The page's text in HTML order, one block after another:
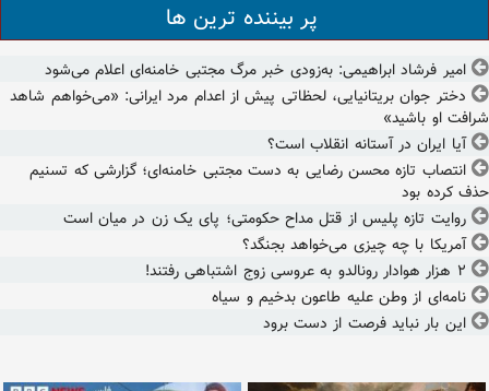
پر بیننده ترین ها
امیر فرشاد ابراهیمی: به‌زودی خبر مرگ مجتبی خامنه‌ای اعلام می‌شود
دختر جوان بریتانیایی، لحظاتی پیش از اعدام مرد ایرانی: «می‌خواهم شاهد
شرافت او باشید»
آیا ایران در آستانه انقلاب است؟
انتصاب تازه محسن رضایی به دست مجتبی خامنه‌ای؛ گزارشی که تسنیم
حذف کرده بود
روایت تازه پلیس از قتل مداح حکومتی؛ پای یک زن در میان است
آمریکا با چه چیزی می‌خواهد بجنگد؟
۲ هزار هوادار رونالدو به عروسی زوج اشتباهی رفتند!
نامه‌ای از وطن علیه طاعون بدخیم و سیاه
این بار نباید فرصت از دست برود